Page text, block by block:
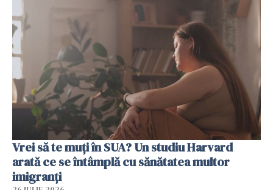
Vrei să te muți în SUA? Un studiu Harvard
arată ce se întâmplă cu sănătatea multor
imigranți